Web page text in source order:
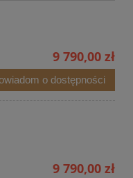
9 790,00 zł
o dostępności
9 790,00 zł